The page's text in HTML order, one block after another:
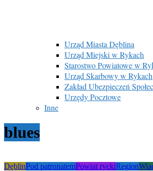
Urząd Miasta Dęblina
Urząd Miejski w Rykach
Starostwo Powiatowe w
Urząd Skarbowy w Rykach
Zakład Ubezpieczeń
Urzędy Pocztowe
Inne
blues
DęblinPod patronatemPowiat ryckiRegion